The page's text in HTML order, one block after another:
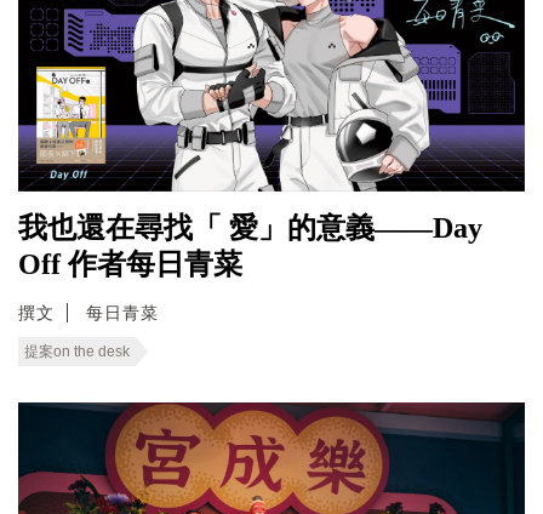
我也還在尋找「 愛」的意義——Day
Off 作者每日青菜
撰文 每日青菜
提案on the desk